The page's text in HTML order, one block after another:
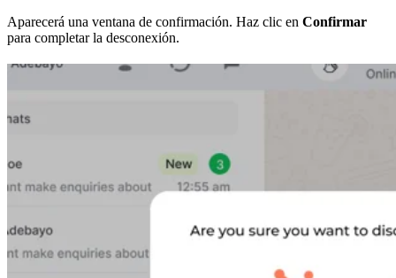
Aparecerá una ventana de confirmación. Haz clic en Confirmar
para completar la desconexión.